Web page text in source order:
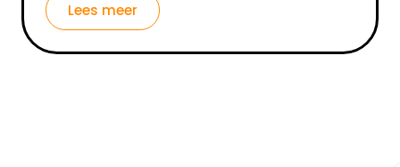
Lees meer